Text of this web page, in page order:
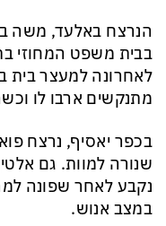
הנרצח באלעד, משה
לאחרונה למעצר בית
מתנקשים ארבו לו
שנורה למוות. גם
נקבע לאחר שפונה
במצב אנוש.